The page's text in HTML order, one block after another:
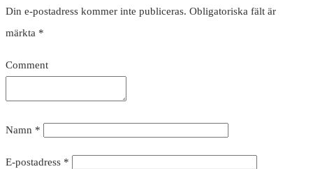
Din e-postadress kommer inte publiceras. Obligatoriska fält är
märkta *
Comment
Namn *
E-postadress *